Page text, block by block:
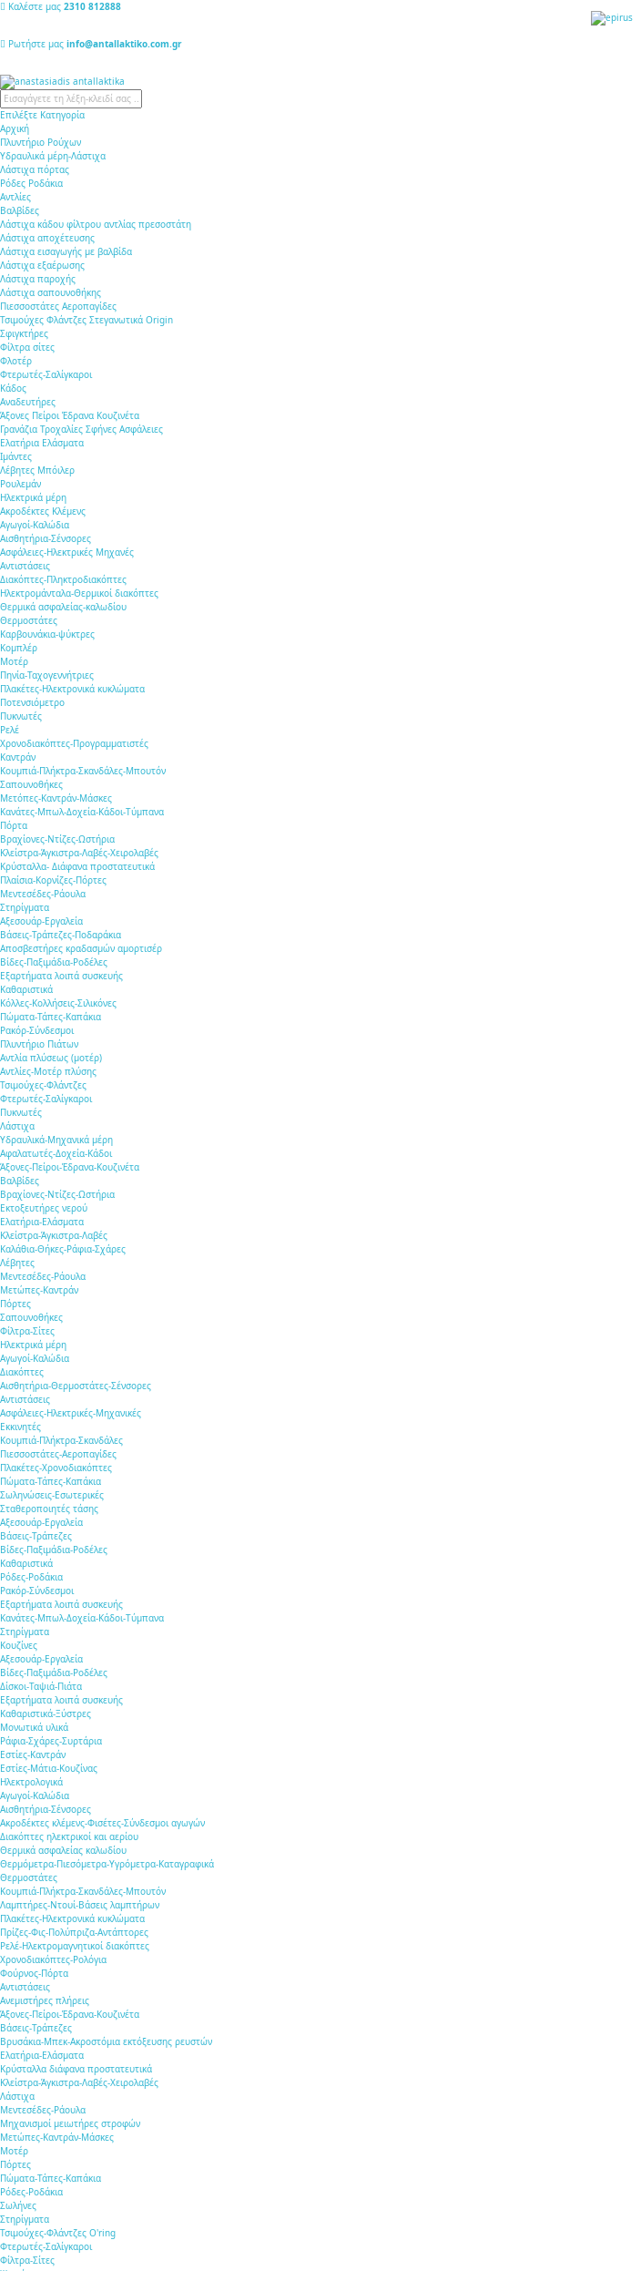
Καλέστε μας 2310 812888
Ρωτήστε μας info@antallaktiko.com.gr
query
Επιλέξτε Κατηγορία
Αρχική
Πλυντήριο Ρούχων
Υδραυλικά μέρη-Λάστιχα
Λάστιχα πόρτας
Ρόδες Ροδάκια
Αντλίες
Βαλβίδες
Λάστιχα κάδου φίλτρου αντλίας πρεσοστάτη
Λάστιχα αποχέτευσης
Λάστιχα εισαγωγής με βαλβίδα
Λάστιχα εξαέρωσης
Λάστιχα παροχής
Λάστιχα σαπουνοθήκης
Πιεσσοστάτες Αεροπαγίδες
Τσιμούχες Φλάντζες Στεγανωτικά Origin
Σφιγκτήρες
Φίλτρα σίτες
Φλοτέρ
Φτερωτές-Σαλίγκαροι
Κάδος
Αναδευτήρες
Άξονες Πείροι Έδρανα Κουζινέτα
Γρανάζια Τροχαλίες Σφήνες Ασφάλειες
Ελατήρια Ελάσματα
Ιμάντες
Λέβητες Μπόιλερ
Ρουλεμάν
Ηλεκτρικά μέρη
Ακροδέκτες Κλέμενς
Αγωγοί-Καλώδια
Αισθητήρια-Σένσορες
Ασφάλειες-Ηλεκτρικές Μηχανές
Αντιστάσεις
Διακόπτες-Πληκτροδιακόπτες
Ηλεκτρομάνταλα-Θερμικοί διακόπτες
Θερμικά ασφαλείας-καλωδίου
Θερμοστάτες
Καρβουνάκια-ψύκτρες
Κομπλέρ
Μοτέρ
Πηνία-Ταχογεννήτριες
Πλακέτες-Ηλεκτρονικά κυκλώματα
Ποτενσιόμετρο
Πυκνωτές
Ρελέ
Χρονοδιακόπτες-Προγραμματιστές
Καντράν
Κουμπιά-Πλήκτρα-Σκανδάλες-Μπουτόν
Σαπουνοθήκες
Μετόπες-Καντράν-Μάσκες
Κανάτες-Μπωλ-Δοχεία-Κάδοι-Τύμπανα
Πόρτα
Βραχίονες-Ντίζες-Ωστήρια
Κλείστρα-Άγκιστρα-Λαβές-Χειρολαβές
Κρύσταλλα- Διάφανα προστατευτικά
Πλαίσια-Κορνίζες-Πόρτες
Μεντεσέδες-Ράουλα
Στηρίγματα
Αξεσουάρ-Εργαλεία
Βάσεις-Τράπεζες-Ποδαράκια
Αποσβεστήρες κραδασμών αμορτισέρ
Βίδες-Παξιμάδια-Ροδέλες
Εξαρτήματα λοιπά συσκευής
Καθαριστικά
Κόλλες-Κολλήσεις-Σιλικόνες
Πώματα-Τάπες-Καπάκια
Ρακόρ-Σύνδεσμοι
Πλυντήριο Πιάτων
Αντλία πλύσεως (μοτέρ)
Αντλίες-Μοτέρ πλύσης
Τσιμούχες-Φλάντζες
Φτερωτές-Σαλίγκαροι
Πυκνωτές
Λάστιχα
Υδραυλικά-Mηχανικά μέρη
Αφαλατωτές-Δοχεία-Κάδοι
Άξονες-Πείροι-Έδρανα-Κουζινέτα
Βαλβίδες
Βραχίονες-Ντίζες-Ωστήρια
Εκτοξευτήρες νερού
Ελατήρια-Ελάσματα
Κλείστρα-Άγκιστρα-Λαβές
Καλάθια-Θήκες-Ράφια-Σχάρες
Λέβητες
Μεντεσέδες-Ράουλα
Μετώπες-Καντράν
Πόρτες
Σαπουνοθήκες
Φίλτρα-Σίτες
Ηλεκτρικά μέρη
Αγωγοί-Καλώδια
Διακόπτες
Αισθητήρια-Θερμοστάτες-Σένσορες
Αντιστάσεις
Ασφάλειες-Ηλεκτρικές-Μηχανικές
Εκκινητές
Κουμπιά-Πλήκτρα-Σκανδάλες
Πιεσσοστάτες-Αεροπαγίδες
Πλακέτες-Χρονοδιακόπτες
Πώματα-Τάπες-Καπάκια
Σωληνώσεις-Εσωτερικές
Σταθεροποιητές τάσης
Αξεσουάρ-Εργαλεία
Βάσεις-Τράπεζες
Βίδες-Παξιμάδια-Ροδέλες
Καθαριστικά
Ρόδες-Ροδάκια
Ρακόρ-Σύνδεσμοι
Εξαρτήματα λοιπά συσκευής
Κανάτες-Μπωλ-Δοχεία-Κάδοι-Τύμπανα
Στηρίγματα
Κουζίνες
Αξεσουάρ-Εργαλεία
Βίδες-Παξιμάδια-Ροδέλες
Δίσκοι-Ταψιά-Πιάτα
Εξαρτήματα λοιπά συσκευής
Καθαριστικά-Ξύστρες
Μονωτικά υλικά
Ράφια-Σχάρες-Συρτάρια
Εστίες-Καντράν
Εστίες-Μάτια-Κουζίνας
Ηλεκτρολογικά
Αγωγοί-Καλώδια
Αισθητήρια-Σένσορες
Ακροδέκτες κλέμενς-Φισέτες-Σύνδεσμοι αγωγών
Διακόπτες ηλεκτρικοί και αερίου
Θερμικά ασφαλείας καλωδίου
Θερμόμετρα-Πιεσόμετρα-Υγρόμετρα-Καταγραφικά
Θερμοστάτες
Κουμπιά-Πλήκτρα-Σκανδάλες-Μπουτόν
Λαμπτήρες-Ντουί-Βάσεις λαμπτήρων
Πλακέτες-Ηλεκτρονικά κυκλώματα
Πρίζες-Φις-Πολύπριζα-Αντάπτορες
Ρελέ-Ηλεκτρομαγνητικοί διακόπτες
Χρονοδιακόπτες-Ρολόγια
Φούρνος-Πόρτα
Αντιστάσεις
Ανεμιστήρες πλήρεις
Άξονες-Πείροι-Έδρανα-Κουζινέτα
Βάσεις-Τράπεζες
Βρυσάκια-Μπεκ-Ακροστόμια εκτόξευσης ρευστών
Ελατήρια-Ελάσματα
Κρύσταλλα διάφανα προστατευτικά
Κλείστρα-Άγκιστρα-Λαβές-Χειρολαβές
Λάστιχα
Μεντεσέδες-Ράουλα
Μηχανισμοί μειωτήρες στροφών
Μετώπες-Καντράν-Μάσκες
Μοτέρ
Πόρτες
Πώματα-Τάπες-Καπάκια
Ρόδες-Ροδάκια
Σωλήνες
Στηρίγματα
Τσιμούχες-Φλάντζες O'ring
Φτερωτές-Σαλίγκαροι
Φίλτρα-Σίτες